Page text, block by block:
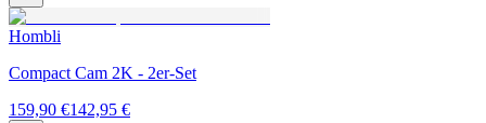
Hombli
Compact Cam 2K - 2er-Set
159,90 €142,95 €